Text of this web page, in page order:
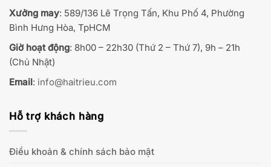
Xưởng may: 589/136 Lê Trọng Tấn, Khu Phố 4, Phường
Bình Hưng Hòa, TpHCM
Giờ hoạt động: 8h00 – 22h30 (Thứ 2 – Thứ 7), 9h – 21h
(Chủ Nhật)
Email: info@haitrieu.com
Hỗ trợ khách hàng
Điều khoản & chính sách bảo mật